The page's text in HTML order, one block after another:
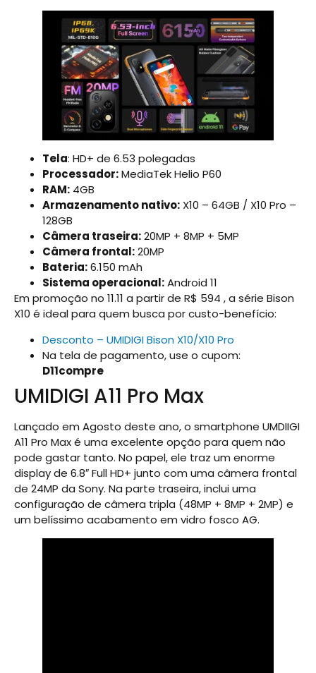
Tela: HD+ de 6.53 polegadas
Processador:MediaTek Helio P60
RAM: 4GB
Armazenamento nativo: X10 – 64GB / X10 Pro –
128GB
Câmera traseira:20MP + 8MP + 5MP
Câmera frontal:20MP
Bateria:6.150 mAh
Sistema operacional:Android 11
Em promoção no 11.11 a partir de R$ 594 , a série Bison
X10 é ideal para quem busca por custo-benefício:
Desconto – UMIDIGI Bison X10/X10 Pro
Na tela de pagamento, use o cupom:
D11compre
UMIDIGI A11 Pro Max
Lançado em Agosto deste ano, o smartphone UMDIIGI
A11 Pro Max é uma excelente opção para quem não
pode gastar tanto. No papel, ele traz um enorme
display de 6.8″ Full HD+ junto com uma câmera frontal
de 24MP da Sony. Na parte traseira, inclui uma
configuração de câmera tripla (48MP + 8MP + 2MP) e
um belíssimo acabamento em vidro fosco AG.